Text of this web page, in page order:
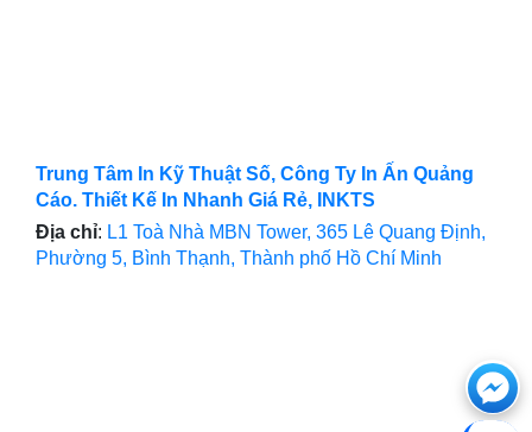
Trung Tâm In Kỹ Thuật Số, Công Ty In Ấn Quảng
Cáo. Thiết Kế In Nhanh Giá Rẻ, INKTS
Địa chỉ: L1 Toà Nhà MBN Tower, 365 Lê Quang Định,
Phường 5, Bình Thạnh, Thành phố Hồ Chí Minh